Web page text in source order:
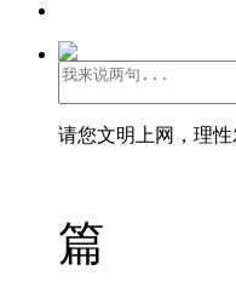
请您文明上网，理
篇